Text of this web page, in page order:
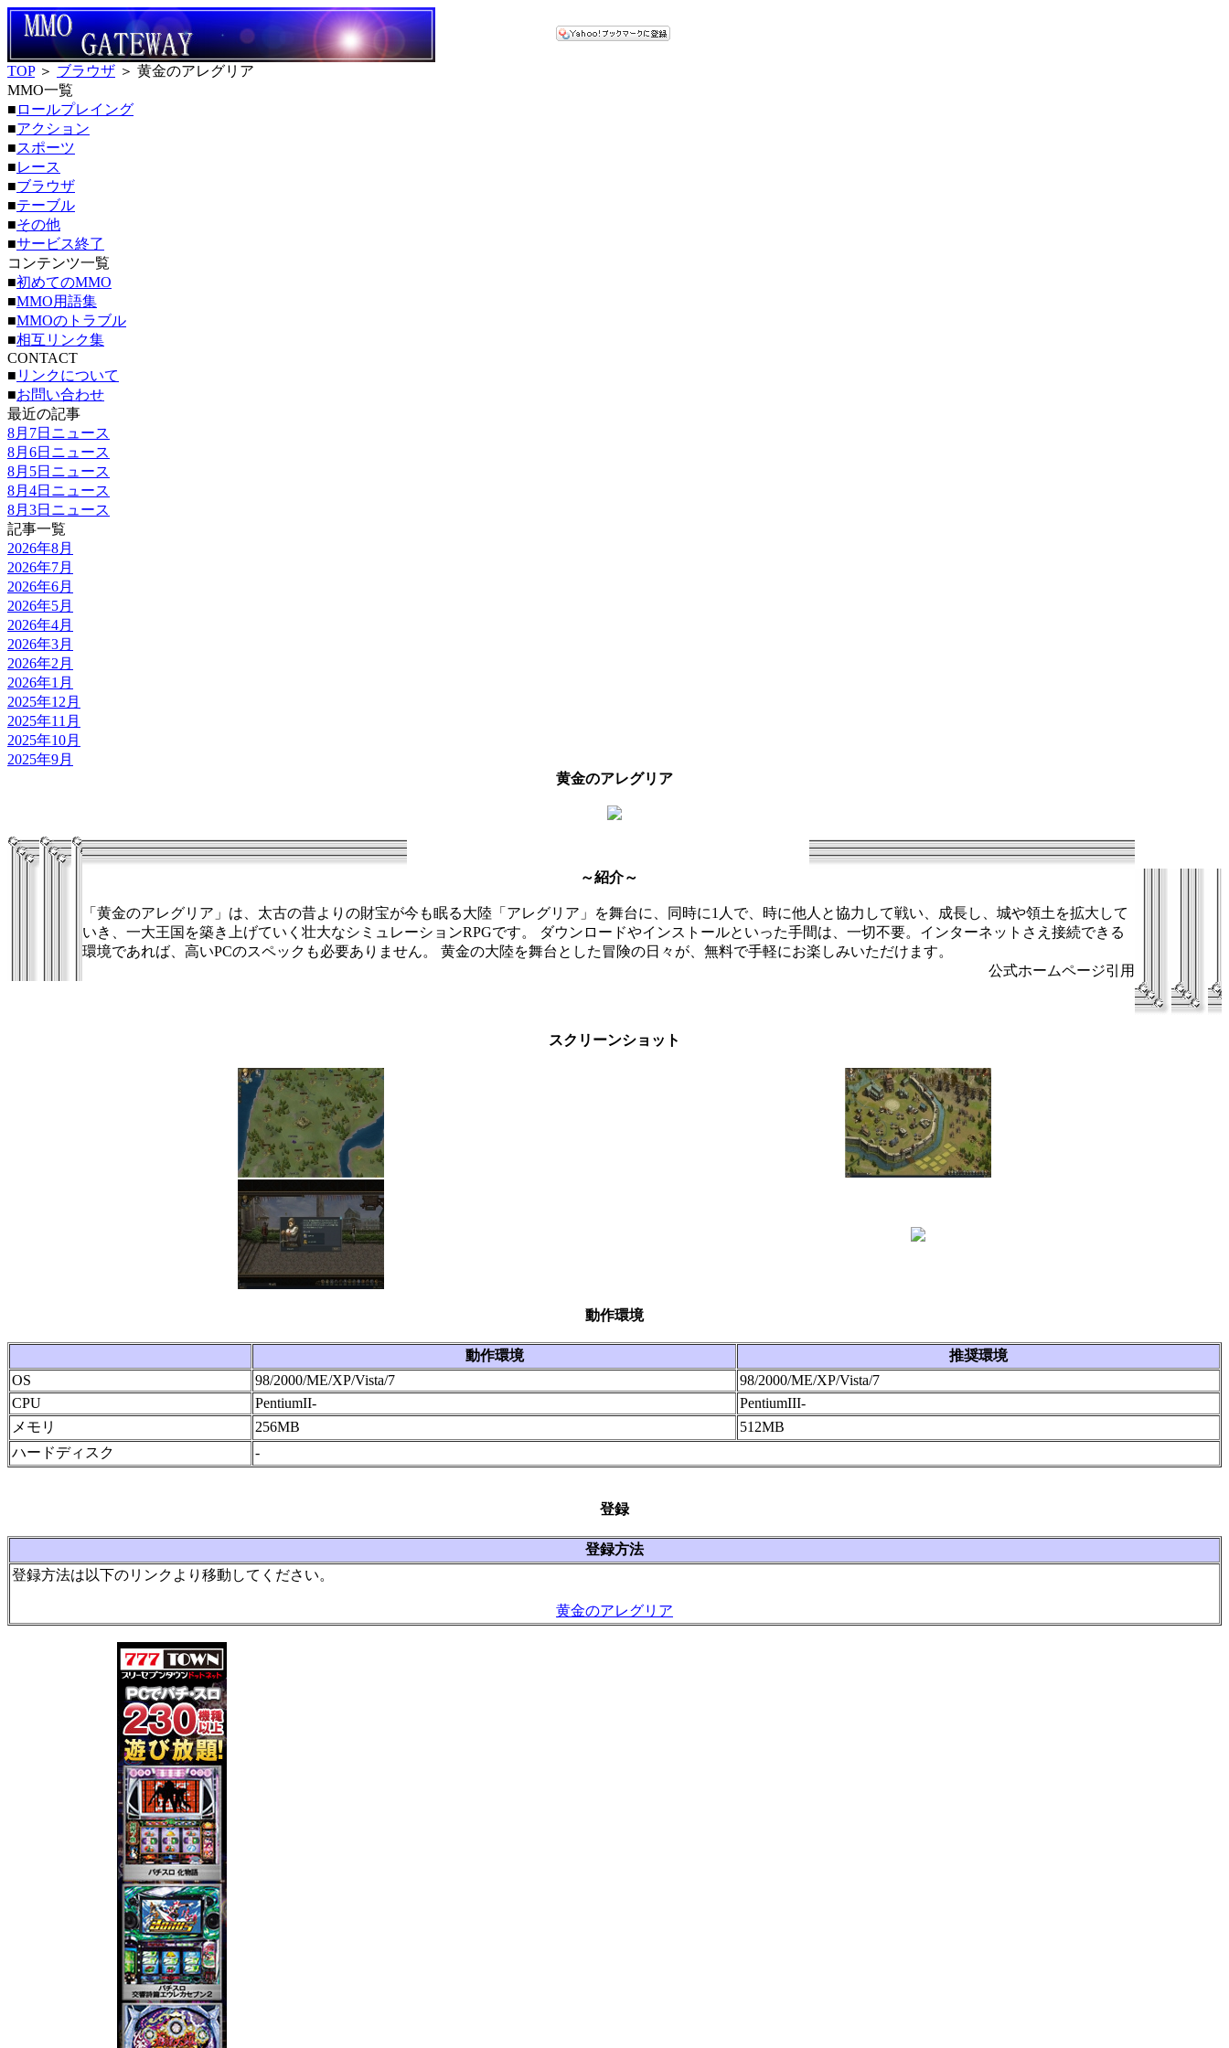
TOP＞ ブラウザ ＞ 黄金のアレグリア
MMO一覧
■ ロールプレイング
■アクション
■スポーツ
■レース
■ブラウザ
■テーブル
■その他
■サービス終了
コンテンツ一覧
■初めてのMMO
■MMO用語集
■MMOのトラブル
■相互リンク集
CONTACT
■ リンクについて
■お問い合わせ
最近の記事
8月7日ニュース
8月6日ニュース
8月5日ニュース
8月4日ニュース
8月3日ニュース
記事一覧
2026年8月
2026年7月
2026年6月
2026年5月
2026年4月
2026年3月
2026年2月
2026年1月
2025年12月
2025年11月
2025年10月
2025年9月
黄金のアレグリア
～紹介～
「黄金のアレグリア」は、太古の昔よりの財宝が今も眠る大陸「アレグリア」を舞台に、同時に1人で、時に他人と協力して戦い、成長し、城や領土を拡大して
いき、一大王国を築き上げていく壮大なシミュレーションRPGです。 ダウンロードやインストールといった手間は、一切不要。インターネットさえ接続できる
環境であれば、高いPCのスペックも必要ありません。 黄金の大陸を舞台とした冒険の日々が、無料で手軽にお楽しみいただけます。
公式ホームページ引用
スクリーンショット
動作環境
動作環境
推奨環境
OS
98/2000/ME/XP/Vista/7
98/2000/ME/XP/Vista/7
CPU
PentiumII-
PentiumIII-
メモリ
256MB
512MB
ハードディスク
-
登録
登録方法
登録方法は以下のリンクより移動してください。
黄金のアレグリア